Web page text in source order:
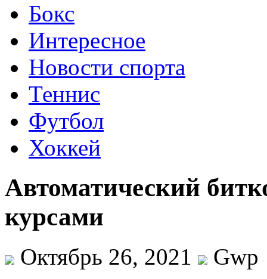
Бокс
Интересное
Новости спорта
Теннис
Футбол
Хоккей
Автоматический
курсами
Октябрь 26, 2021
Gwp